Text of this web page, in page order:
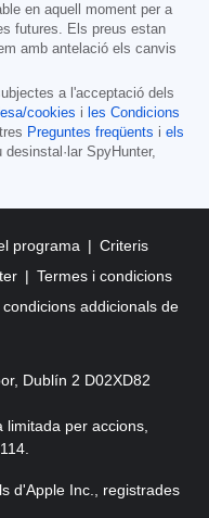
en aquell moment per a
futures. Els preus estan
amb antelació els canvis
a l'acceptació dels
cookies i les Condicions
Preguntes freqüents i els
desinstal·lar SpyHunter,
programa
Criteris
Termes i condicions
condicions addicionals de
Dublín 2 D02XD82
limitada per accions,
d'Apple Inc., registrades